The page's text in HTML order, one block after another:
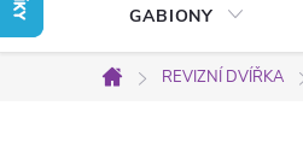
GABIONY
Domů
REVIZNÍ DVÍŘKA